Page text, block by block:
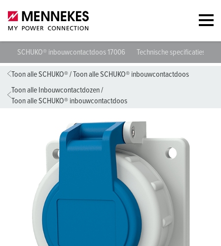
SCHUKO® inbouwcontactdoos 17006 Technische specificaties
Toon alle SCHUKO®/Toon alle SCHUKO® inbouwcontactdoos
Toon alle Inbouwcontactdozen/
Toon alle SCHUKO® inbouwcontactdoos